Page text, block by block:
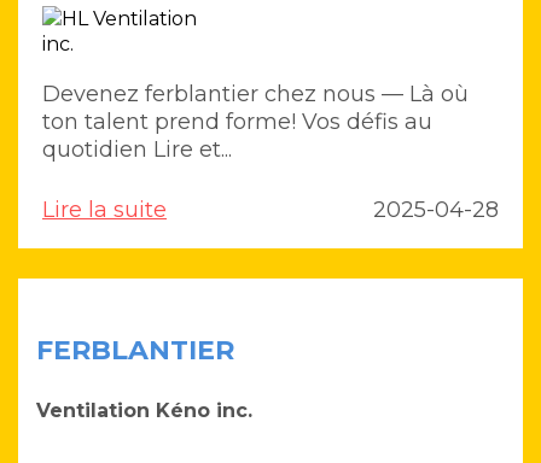
Devenez ferblantier chez nous — Là où
ton talent prend forme! Vos défis au
quotidien Lire et...
Lire la suite 2025-04-28
FERBLANTIER
Ventilation Kéno inc.